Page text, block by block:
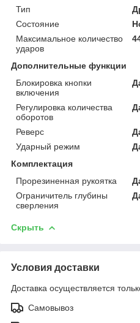
Тип
Состояние
Максимальное количество
ударов
Дополнительные функции
Блокировка кнопки
включения
Регулировка количества
оборотов
Реверс
Ударный режим
Комплектация
Прорезиненная рукоятка
Ограничитель глубины
сверления
Скрыть
Условия доставки
Доставка осуществляется
Самовывоз